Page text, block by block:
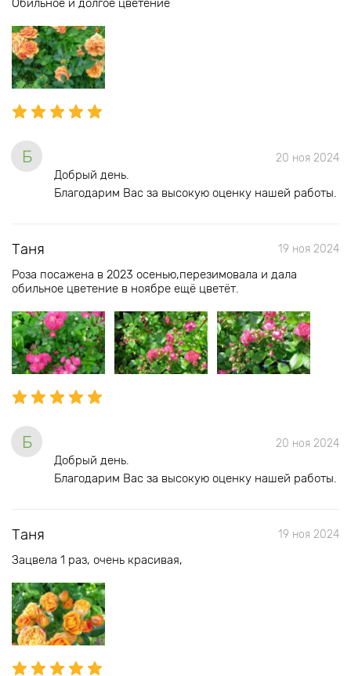
Обильное и долгое цветение
Б 20 ноя 2024
Добрый день.
Благодарим Вас за высокую оценку нашей работы.
Таня 19 ноя 2024
Роза посажена в 2023 осенью,перезимовала и дала
обильное цветение в ноябре ещё цветёт.
Б 20 ноя 2024
Добрый день.
Благодарим Вас за высокую оценку нашей работы.
Таня 19 ноя 2024
Зацвела 1 раз, очень красивая,